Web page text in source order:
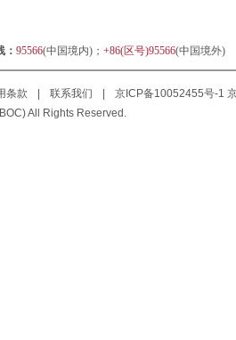
： 95566(中国境内)； +86(区号)95566(中国境外)
条款 联系我们 京ICP备10052455号-1
All Rights Reserved.